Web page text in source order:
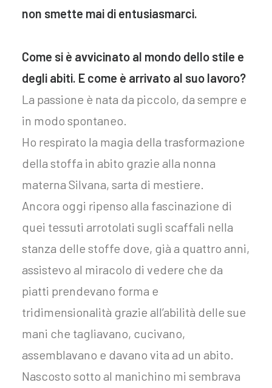
non smette mai di entusiasmarci.
Come si è avvicinato al mondo dello stile e
degli abiti. E come è arrivato al suo lavoro?
La passione è nata da piccolo, da sempre e
in modo spontaneo.
Ho respirato la magia della trasformazione
della stoffa in abito grazie alla nonna
materna Silvana, sarta di mestiere.
Ancora oggi ripenso alla fascinazione di
quei tessuti arrotolati sugli scaffali nella
stanza delle stoffe dove, già a quattro anni,
assistevo al miracolo di vedere che da
piatti prendevano forma e
tridimensionalità grazie all’abilità delle sue
mani che tagliavano, cucivano,
assemblavano e davano vita ad un abito.
Nascosto sotto al manichino mi sembrava